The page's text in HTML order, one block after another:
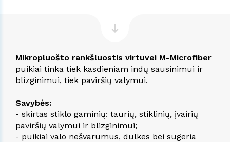
Mikropluošto rankšluostis virtuvei M-Microfiber
puikiai tinka tiek kasdieniam indų sausinimui ir
blizginimui, tiek paviršių valymui.
Savybės:
- skirtas stiklo gaminių: taurių, stiklinių, įvairių
paviršių valymui ir blizginimui;
- puikiai valo nešvarumus, dulkes bei sugeria